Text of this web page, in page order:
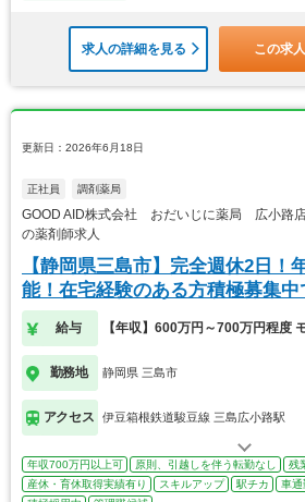
求人の詳細を見る この求
更新日：2026年6月18日
正社員 調剤薬局
GOOD AID株式会社 おだいじに薬局 広小路
の薬剤師求人
【静岡県三島市】完全週休2日！
能！在宅経験のある方積極募集中
給与 【年収】600万円～700万円程度
勤務地 静岡県 三島市
アクセス 伊豆箱根鉄道駿豆線 三島広小路駅
年収700万円以上可 原則、引越しを伴う転勤なし
残
産休・育休取得実績有り
スキルアップ 駅チカ 車通